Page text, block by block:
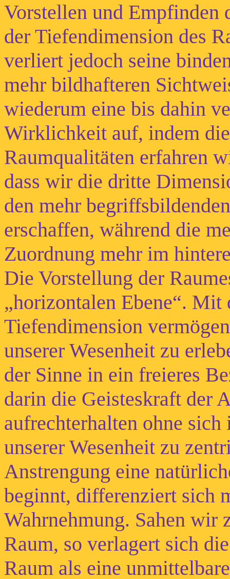
Vorstellen und Empfinden
der Tiefendimension des
verliert jedoch seine
mehr bildhafteren
wiederum eine bis dahin
Wirklichkeit auf, indem
Raumqualitäten erfahren
dass wir die dritte
den mehr
erschaffen, während die
Zuordnung mehr im
Die Vorstellung der
„horizontalen Ebene“. Mit
Tiefendimension
unserer Wesenheit zu
der Sinne in ein freieres
darin die Geisteskraft der
aufrechterhalten ohne
unserer Wesenheit zu
Anstrengung eine
beginnt, differenziert sich
Wahrnehmung. Sahen wir
Raum, so verlagert sich
Raum als eine